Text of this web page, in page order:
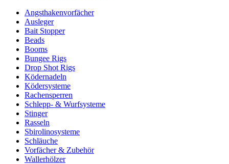
Angsthakenvorfächer
Ausleger
Bait Stopper
Beads
Booms
Bungee Rigs
Drop Shot Rigs
Ködernadeln
Ködersysteme
Rachensperren
Schlepp- & Wurfsysteme
Stinger
Rasseln
Sbirolinosysteme
Schläuche
Vorfächer & Zubehör
Wallerhölzer